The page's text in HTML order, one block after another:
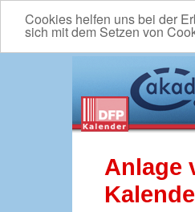
Cookies helfen uns bei der
sich mit dem Setzen von
Anlage